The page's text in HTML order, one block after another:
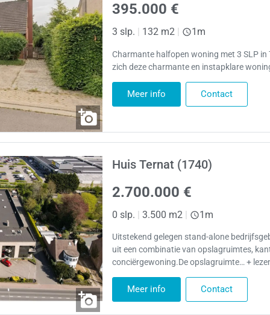
395.000 €
3 slp. 132 m2 1m
Charmante halfopen woning met 3 SLP
zich deze charmante en instapklare
Meer info Contact
Huis Ternat (1740)
2.700.000 €
0 slp. | 3.500 m2 | 1m
Uitstekend gelegen stand-alone
uit een combinatie van opslagruimtes,
conciërgewoning.De opslagruimte… +
Meer info Contact